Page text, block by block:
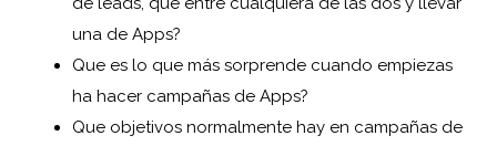
una de Apps?
Que es lo que más sorprende cuando empiezas
ha hacer campañas de Apps?
Que objetivos normalmente hay en campañas de